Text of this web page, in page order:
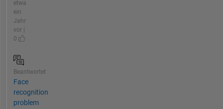
etwa
ein
Jahr
vor |
0
Beantwortet
Face
recognition
problem